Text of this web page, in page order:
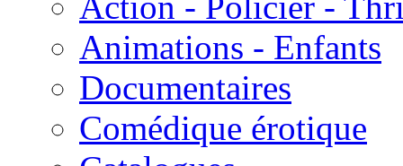
Animations - Enfants
Documentaires
Comédique érotique